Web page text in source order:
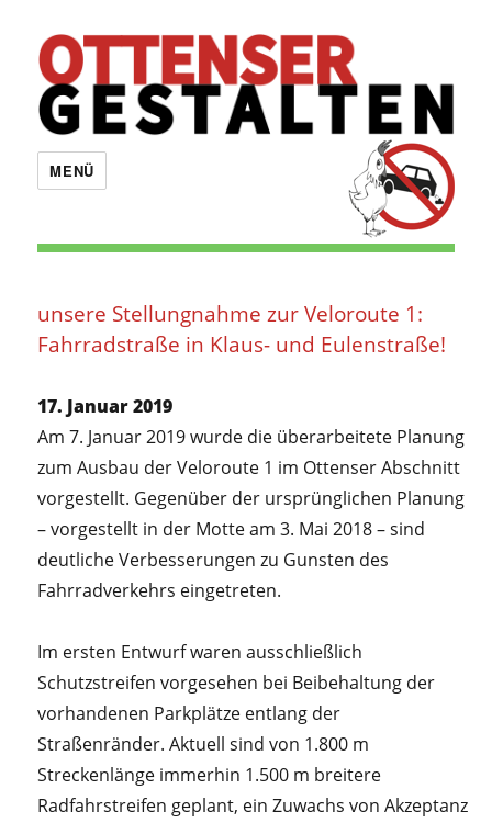
OTTENSER GESTALTEN
MENÜ
unsere Stellungnahme zur Veloroute 1:
Fahrradstraße in Klaus- und Eulenstraße!
17. Januar 2019
Am 7. Januar 2019 wurde die überarbeitete Planung
zum Ausbau der Veloroute 1 im Ottenser Abschnitt
vorgestellt. Gegenüber der ursprünglichen Planung
– vorgestellt in der Motte am 3. Mai 2018 – sind
deutliche Verbesserungen zu Gunsten des
Fahrradverkehrs eingetreten.
Im ersten Entwurf waren ausschließlich
Schutzstreifen vorgesehen bei Beibehaltung der
vorhandenen Parkplätze entlang der
Straßenränder. Aktuell sind von 1.800 m
Streckenlänge immerhin 1.500 m breitere
Radfahrstreifen geplant, ein Zuwachs von Akzeptanz